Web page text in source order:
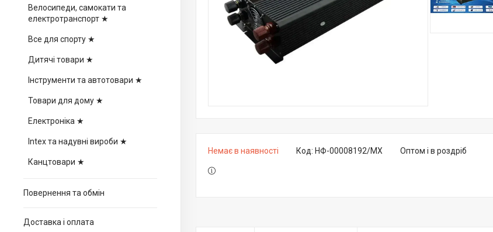
Велосипеди, самокати та
електротранспорт ★
Все для спорту ★
Дитячі товари ★
Інструменти та автотовари ★
Товари для дому ★
Електроніка ★
Intex та надувні вироби ★
Канцтовари ★
Повернення та обмін
Доставка і оплата
Немає в наявності Оптом і в роздріб
Код: НФ-00008192/MX